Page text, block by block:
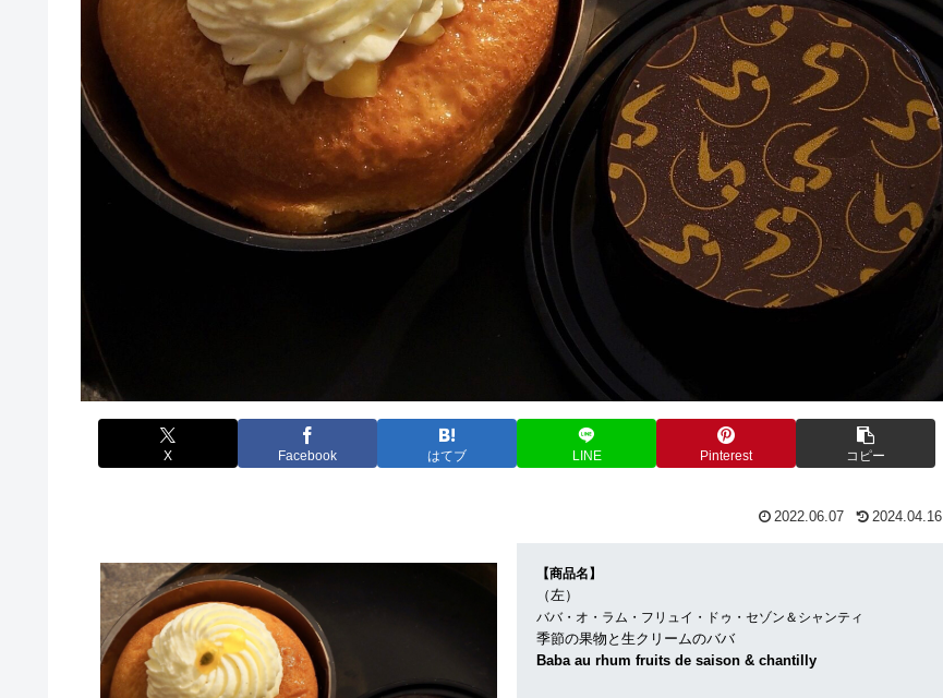
X Facebook はてブ LINE Pinterest コピー
2022.06.07 2024.04.16
【商品名】
（左）
ババ・オ・ラム・フリュイ・ドゥ・セゾン＆シャンティ
季節の果物と生クリームのババ
Baba au rhum fruits de saison & chantilly